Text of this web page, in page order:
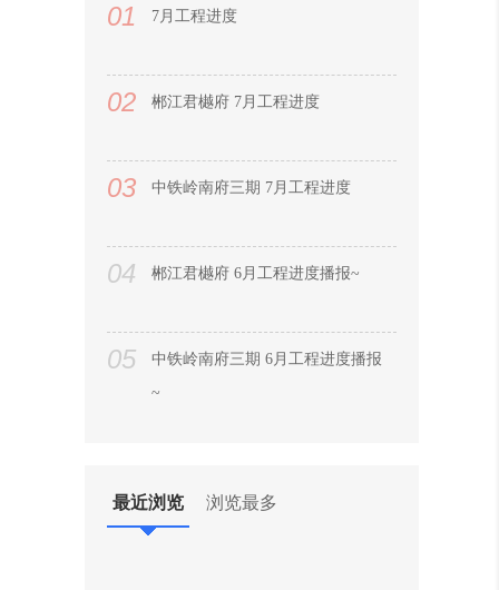
01 7月工程进度
02 郴江君樾府 7月工程进度
03 中铁岭南府三期 7月工程进度
04 郴江君樾府 6月工程进度播报~
05
中铁岭南府三期 6月工程进度播报
~
07 北湖峯境199 2026年5月主体封顶
最近浏览 浏览最多